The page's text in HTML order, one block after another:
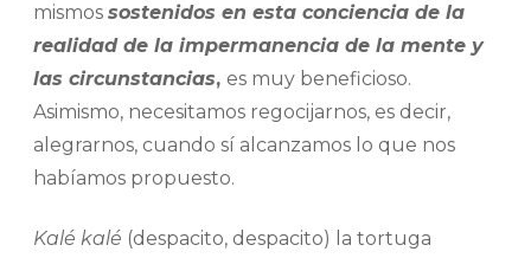
mismossostenidos en esta conciencia de la
realidad de la impermanencia de la mente y
las circunstancias, es muy beneficioso.
Asimismo, necesitamos regocijarnos, es decir,
alegrarnos, cuando sí alcanzamos lo que nos
habíamos propuesto.
Kalé kalé (despacito, despacito) la tortuga